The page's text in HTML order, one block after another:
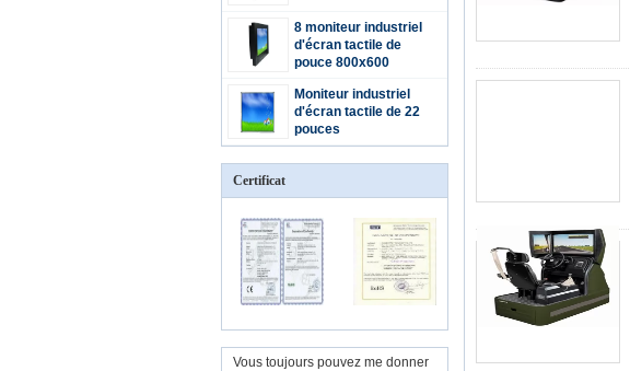
8 moniteur industriel
d'écran tactile de
pouce 800x600
Moniteur industriel
d'écran tactile de 22
pouces
Certificat
Vous toujours pouvez me donner